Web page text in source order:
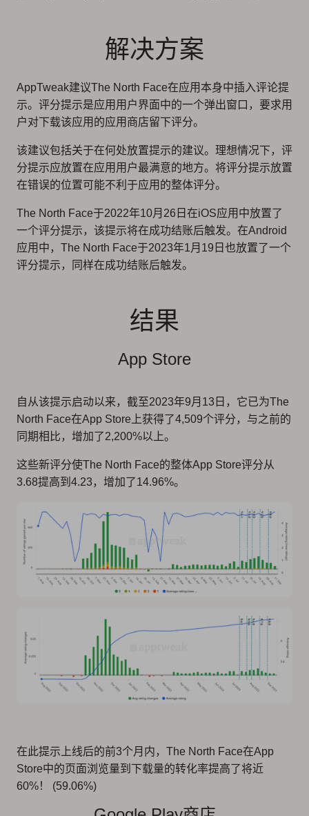
解决方案
AppTweak建议The North Face在应用本身中插入评论提
示。评分提示是应用用户界面中的一个弹出窗口，要求用
户对下载该应用的应用商店留下评分。
该建议包括关于在何处放置提示的建议。理想情况下，评
分提示应放置在应用用户最满意的地方。将评分提示放置
在错误的位置可能不利于应用的整体评分。
The North Face于2022年10月26日在iOS应用中放置了
一个评分提示，该提示将在成功结账后触发。在Android
应用中，The North Face于2023年1月19日也放置了一个
评分提示，同样在成功结账后触发。
结果
App Store
自从该提示启动以来，截至2023年9月13日，它已为The
North Face在App Store上获得了4,509个评分，与之前的
同期相比，增加了2,200%以上。
这些新评分使The North Face的整体App Store评分从
3.68提高到4.23，增加了14.96%。
在此提示上线后的前3个月内，The North Face在App
Store中的页面浏览量到下载量的转化率提高了将近
60%！ (59.06%)